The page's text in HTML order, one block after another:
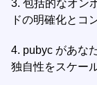
3. 包括的なオン
ドの明確化とコ
4. pubyc があな
独自性をスケー